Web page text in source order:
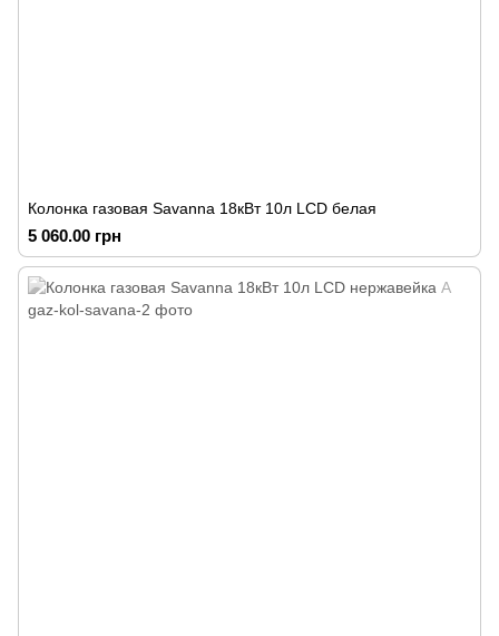
Колонка газовая Savanna 18кВт 10л LCD белая
5 060.00 грн